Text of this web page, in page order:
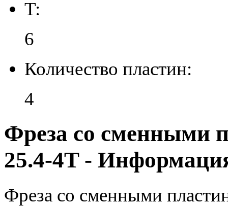
T:
6
Количество пластин:
4
Фреза со сменными
25.4-4T -
Фреза со сменными